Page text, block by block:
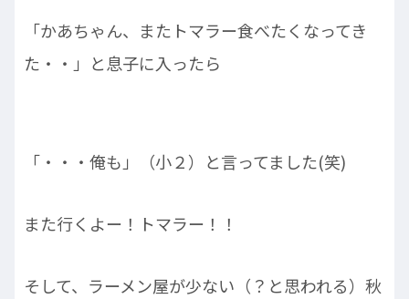
「かあちゃん、またトマラー食べたくなってき
た・・」と息子に入ったら
「・・・俺も」（小２）と言ってました(笑)
また行くよー！トマラー！！
そして、ラーメン屋が少ない（？と思われる）秋